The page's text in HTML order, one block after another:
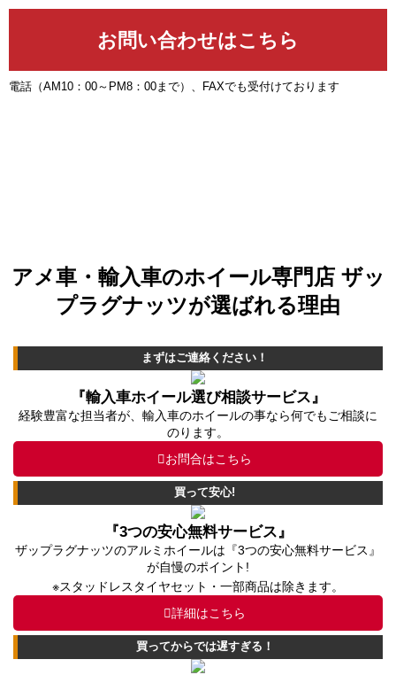
電話（AM10：00～PM8：00まで）、FAXでも受付けております
アメ車・輸入車のホイール専門店 ザッ
プラグナッツが選ばれる理由
まずはご連絡ください！
『輸入車ホイール選び相談サービス』
経験豊富な担当者が、輸入車のホイールの事なら何でもご相談に
のります。
お問合はこちら
買って安心!
『3つの安心無料サービス』
ザップラグナッツのアルミホイールは『3つの安心無料サービス』
が自慢のポイント!
※スタッドレスタイヤセット・一部商品は除きます。
詳細はこちら
買ってからでは遅すぎる！